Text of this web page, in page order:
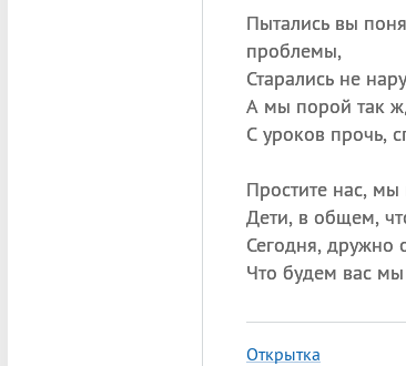
Пытались вы
проблемы,
Старались не
А мы порой так
С уроков прочь,
Простите нас, мы
Дети, в общем,
Сегодня, дружно
Что будем вас
Открытка